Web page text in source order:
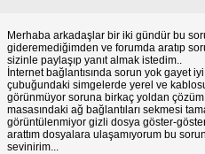
Merhaba arkadaşlar bir iki gündür bu
gideremediğimden ve forumda aratıp
sizinle paylaşıp yanıt almak istedim..
İnternet bağlantısında sorun yok gayet
çubuğundaki simgelerde yerel ve
görünmüyor soruna birkaç yoldan çözüm
masasındaki ağ bağlantıları sekmesi
görüntülenmiyor gizli dosya göster-
arattım dosyalara ulaşamıyorum bu
sevinirim...